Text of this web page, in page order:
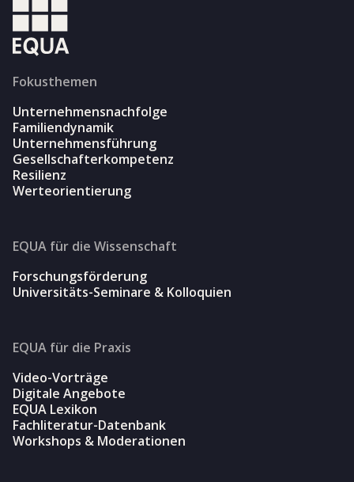
Fokusthemen
Unternehmensnachfolge
Familiendynamik
Unternehmensführung
Gesellschafterkompetenz
Resilienz
Werteorientierung
EQUA für die Wissenschaft
Forschungsförderung
Universitäts-Seminare & Kolloquien
EQUA für die Praxis
Video-Vorträge
Digitale Angebote
EQUA Lexikon
Fachliteratur-Datenbank
Workshops & Moderationen